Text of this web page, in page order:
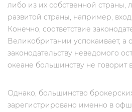
либо из их собственной страны,
развитой страны, например,
Конечно, соответствие
Великобритании успокаивает, а
законодательству неведомого
океане большинству не говорит
Однако, большинство
зарегистрировано именно в